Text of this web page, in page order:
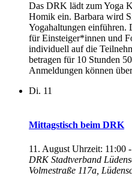
Das DRK lädt zum Yoga
Homik ein. Barbara wird
Yogahaltungen einführen.
für Einsteiger*innen und
individuell auf die
betragen für 10 Stunden
Anmeldungen können
Di. 11
Mittagstisch beim DRK
11. August Uhrzeit: 11:00 -
DRK Stadtverband
Volmestraße 117a,